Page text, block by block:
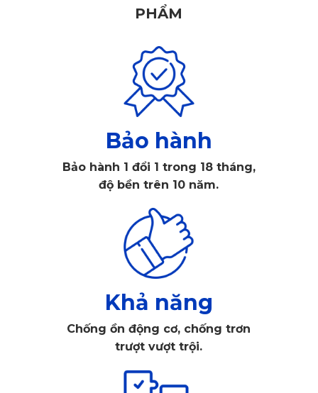
Thảm sàn ô tô 360 Mazda MX-5 Miata
tiết trong khoang xe. Nhờ đó, thảm không dư mép, không xô
Thiết kế liền khối còn tạo nên cảm giác liền lạc, nâng cao
tính thẩm mỹ cho khoang nội thất vốn đã thể thao và hiện đại
của MX-5 Miata.
PHẨM
Bảo hành
Bảo hành 1 đổi 1 trong 18 tháng,
độ bền trên 10 năm.
Khả năng
Chống ồn động cơ, chống trơn
trượt vượt trội.